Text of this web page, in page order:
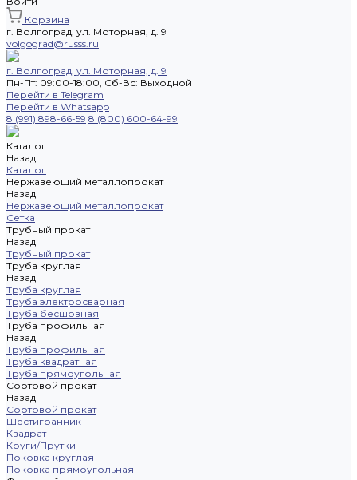
Корзина
г. Волгоград, ул. Моторная, д. 9
volgograd@russs.ru
г. Волгоград, ул. Моторная, д. 9
Пн-Пт: 09:00-18:00, Cб-Вс: Выходной
Перейти в Telegram
Перейти в Whatsapp
8 (991) 898-66-59 8 (800) 600-64-99
Каталог
Назад
Каталог
Нержавеющий металлопрокат
Назад
Нержавеющий металлопрокат
Сетка
Трубный прокат
Назад
Трубный прокат
Труба круглая
Назад
Труба круглая
Труба электросварная
Труба бесшовная
Труба профильная
Назад
Труба профильная
Труба квадратная
Труба прямоугольная
Сортовой прокат
Назад
Сортовой прокат
Шестигранник
Квадрат
Круги/Прутки
Поковка круглая
Поковка прямоугольная